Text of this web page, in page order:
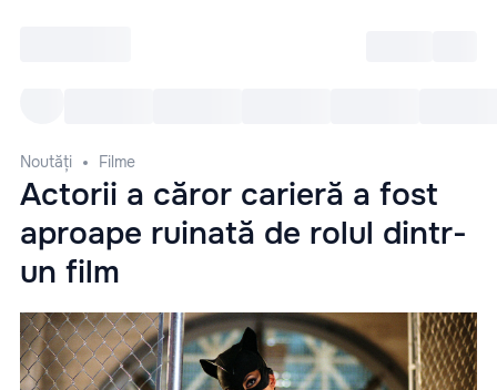
Noutăți Filme
Actorii a căror carieră a fost
aproape ruinată de rolul dintr-
un film